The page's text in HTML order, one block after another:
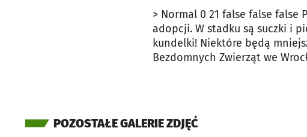
> Normal 0 21 false false false
adopcji. W stadku są suczki i
kundelki! Niektóre będą
Bezdomnych Zwierząt we
POZOSTAŁE GALERIE ZDJĘĆ